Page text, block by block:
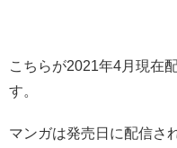
こちらが2021年4月現在
す。
マンガは発売日に配信さ